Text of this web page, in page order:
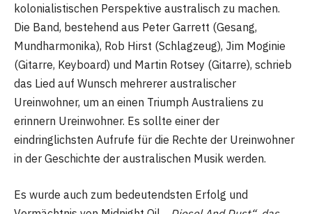
kolonialistischen Perspektive australisch zu machen.
Die Band, bestehend aus Peter Garrett (Gesang,
Mundharmonika), Rob Hirst (Schlagzeug), Jim Moginie
(Gitarre, Keyboard) und Martin Rotsey (Gitarre), schrieb
das Lied auf Wunsch mehrerer australischer
Ureinwohner, um an einen Triumph Australiens zu
erinnern Ureinwohner. Es sollte einer der
eindringlichsten Aufrufe für die Rechte der Ureinwohner
in der Geschichte der australischen Musik werden.
Es wurde auch zum bedeutendsten Erfolg und